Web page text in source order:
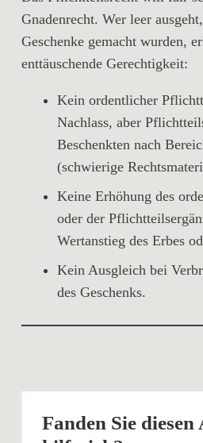
Gnadenrecht. Wer leer
Geschenke gemacht wurden,
enttäuschende Gerechtigkeit:
Kein ordentlicher
Nachlass, aber
Beschenkten nach
(schwierige
Keine Erhöhung des
oder der
Wertanstieg des Erbes
Kein Ausgleich bei
des Geschenks.
Fanden Sie